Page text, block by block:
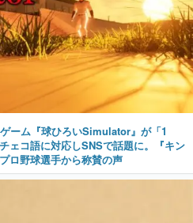
ーム『球ひろいSimulator』が「1
ェコ語に対応しSNSで話題に。『キン
ロ野球選手から称賛の声